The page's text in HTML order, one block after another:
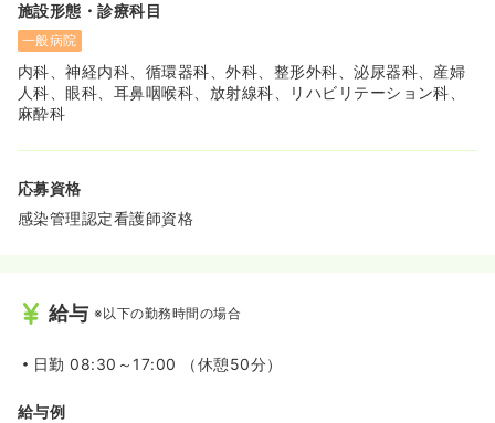
施設形態・診療科目
一般病院
内科、神経内科、循環器科、外科、整形外科、泌尿器科、産婦
人科、眼科、耳鼻咽喉科、放射線科、リハビリテーション科、
麻酔科
応募資格
感染管理認定看護師資格
給与 ※以下の勤務時間の場合
日勤 08:30～17:00 （休憩50分）
給与例